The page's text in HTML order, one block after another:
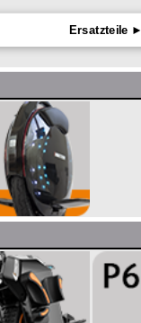
Ersatzteile ►